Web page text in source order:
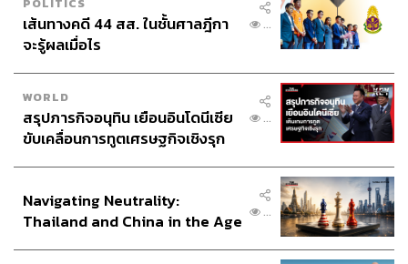
เทียบหนี้สาธารณะไทยตามคำนิยาม พ.ร.บ.หนี้สาธารณะ
vs. IMF
ถ้าเทียบนิยามหนี้สาธารณะตาม พ.ร.บ.หนี้สาธารณะ กับ
กองทุนการเงินระหว่างประเทศ (IMF) พบว่า นิยามของไทยมี
ความอนุรักษนิยม (Conservative) ‘มากกว่า’ โดยนิยามตาม
พ.ร.บ.หนี้สาธารณะ พบว่า หนี้สาธารณะไทย (Public Debt)
อยู่ที่ 64.29% ณ เดือนพฤษภาคม 2567
เส้นทางคดี 44 สส. ในชั้นศาลฎีกา
จะรู้ผลเมื่อไร
...
WORLD
สรุปภารกิจอนุทิน เยือนอินโดนีเซีย
ขับเคลื่อนการทูตเศรษฐกิจเชิงรุก
...
Navigating Neutrality:
Thailand and China in the Age
...